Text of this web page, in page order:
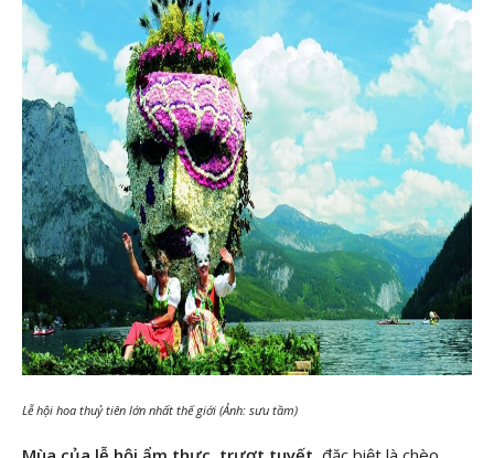
Lễ hội hoa thuỷ tiên lớn nhất thế giới (Ảnh: sưu tầm)